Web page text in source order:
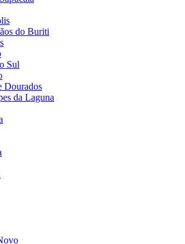
do Buriti
Sul
Dourados
da Laguna